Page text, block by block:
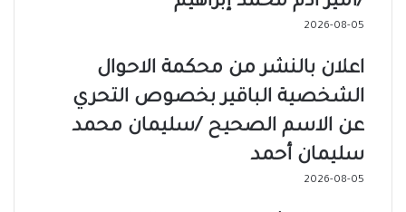
2026-08-05
اعلان بالنشر من محكمة الاحوال
الشخصية الباقير بخصوص التحري
عن الاسم الصحيح /سليمان محمد
سليمان أحمد
2026-08-05